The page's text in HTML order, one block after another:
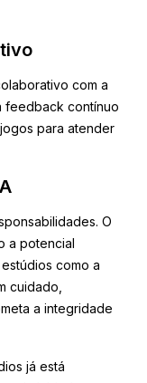
com a
feedback contínuo
para atender
O
a potencial
como a
cuidado,
a integridade
já está